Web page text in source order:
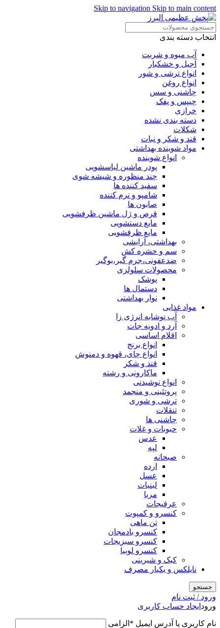
Skip to navigation Skip to main content
انتخاب دسته بندی
آب میوه و شربت
آجیل و خشکبار
انواع ترشی و شور
انواع روغن
چاشنی و سس
چیپس و پفک
خرازی
دسته بندی نشده
شکلات
قند و شکر و نبات
مواد شوینده بهداشتی
انواع شوینده
پودر ماشین لباسشویی
چند منظوره و شیشه شوی
سفید کننده ها
شامپو و نرم کننده
صابون ها
قرص و ژل ماشین ظرفشویی
مایع دستشویی
مایع ظرفشویی
بهداشتی، آرایشی
سم و حشره کش
ضدعفونی،جرم گیر،بوگیر
محصولات سلولزی
پوشک
دستمال ها
نوار بهداشتی
مواد غذایی
آب نوشابه انرژی زا
آرد و ادویه جات
اقلام اساسی
انواع برنج
انواع چای، قهوه و دمنوش
قند و شکر
ماکارونی و رشته
انواع نوشیدنی
پروتئینی و منجمد
ترشی و شوری
تنقلات
چاشنی ها
حبوبات و غلات
عدس
لپه
صبحانه
ارده
عسل
لبنیات
مربا
عرقیجات
کنسرو و کمپوت
تن ماهی
کنسرو بادمجان
کنسرو سبزیجات
کنسرو لوبیا
کیک و شیرینی
نایلکس و یکبار مصرف
جستجو
ورود / ثبت نام
ورود ایجاد حساب کاربری
نام کاربری یا آدرس ایمیل * الزامی